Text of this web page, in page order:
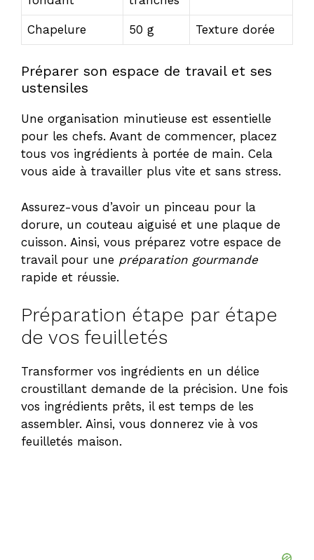
Chapelure 50 g Texture dorée
Préparer son espace de travail et ses
ustensiles
Une organisation minutieuse est essentielle
pour les chefs. Avant de commencer, placez
tous vos ingrédients à portée de main. Cela
vous aide à travailler plus vite et sans stress.
Assurez-vous d’avoir un pinceau pour la
dorure, un couteau aiguisé et une plaque de
cuisson. Ainsi, vous préparez votre espace de
travail pour une préparation gourmande
rapide et réussie.
Préparation étape par étape
de vos feuilletés
Transformer vos ingrédients en un délice
croustillant demande de la précision. Une fois
vos ingrédients prêts, il est temps de les
assembler. Ainsi, vous donnerez vie à vos
feuilletés maison.